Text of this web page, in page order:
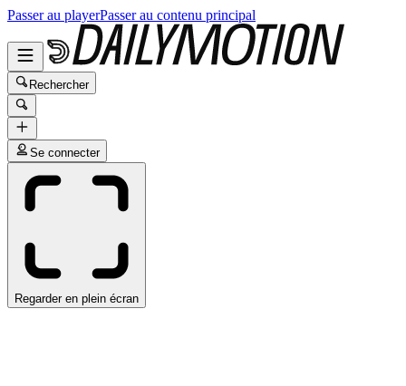
Passer au playerPasser au contenu principal
Rechercher
Se connecter
Regarder en plein écran